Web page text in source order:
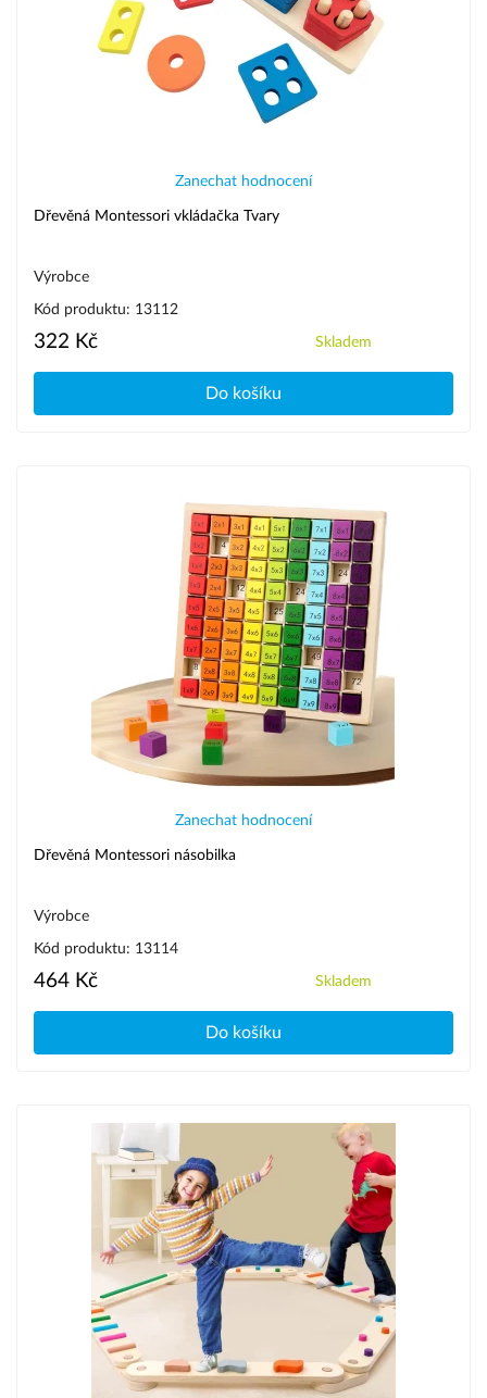
Zanechat hodnocení
Dřevěná Montessori vkládačka Tvary
Výrobce
Kód produktu: 13112
322 Kč Skladem
Do košíku
Zanechat hodnocení
Dřevěná Montessori násobilka
Výrobce
Kód produktu: 13114
464 Kč Skladem
Do košíku